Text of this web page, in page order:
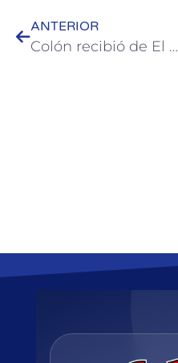
ANTERIOR
Colón recibió de El Palmar especies de árboles autóctonos